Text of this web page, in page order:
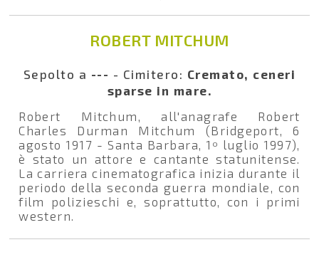
ROBERT MITCHUM
Sepolto a --- - Cimitero: Cremato, ceneri
sparse in mare.
Robert Mitchum, all'anagrafe Robert
Charles Durman Mitchum (Bridgeport, 6
agosto 1917 - Santa Barbara, 1º luglio 1997),
è stato un attore e cantante statunitense.
La carriera cinematografica inizia durante il
periodo della seconda guerra mondiale, con
film polizieschi e, soprattutto, con i primi
western.